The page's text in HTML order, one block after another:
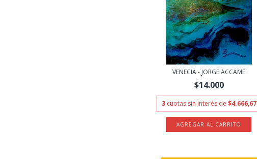
VENECIA - JORGE ACCAME
$14.000
3 cuotas sin interés de $4.666,67